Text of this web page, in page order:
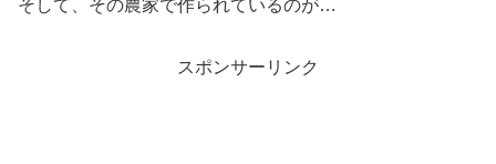
そして、その農家で作られているのが…
スポンサーリンク